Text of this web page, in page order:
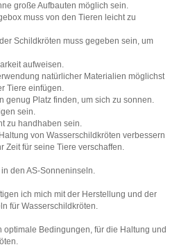
große Aufbauten möglich sein.
muss von den Tieren leicht zu
Schildkröten muss gegeben sein, um
aufweisen.
natürlicher Materialien möglichst
Tiere einfügen.
Platz finden, um sich zu sonnen.
sein.
zu handhaben sein.
von Wasserschildkröten verbessern
Zeit für seine Tiere verschaffen.
den AS-Sonneninseln.
ich mich mit der Herstellung und der
für Wasserschildkröten.
optimale Bedingungen, für die Haltung und